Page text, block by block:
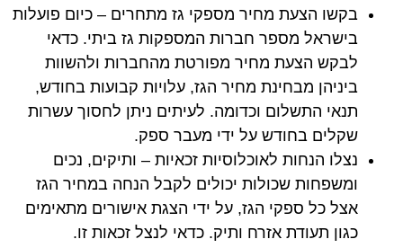
בקשו הצעת מחיר מספקי גז מתחרים – כיום פועלות
בישראל מספר חברות המספקות גז ביתי. כדאי
לבקש הצעת מחיר מפורטת מהחברות ולהשוות
ביניהן מבחינת מחיר הגז, עלויות קבועות בחודש,
תנאי התשלום וכדומה. לעיתים ניתן לחסוך עשרות
שקלים בחודש על ידי מעבר ספק.
נצלו הנחות לאוכלוסיות זכאיות – ותיקים, נכים
ומשפחות שכולות יכולים לקבל הנחה במחיר הגז
אצל כל ספקי הגז, על ידי הצגת אישורים מתאימים
כגון תעודת אזרח ותיק. כדאי לנצל זכאות זו.